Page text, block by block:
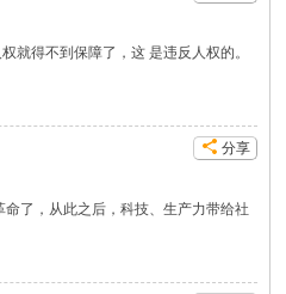
就得不到保障了，这 是违反人权的。
分享
了，从此之后，科技、生产力带给社